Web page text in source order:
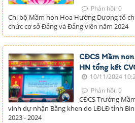
Phản hồi: 0
Chi bộ Mầm non Hoa Hướng Dương tổ
chức cơ sở Đảng và Đảng viên năm 2024
CĐCS Mầm
HN tổng kết
10/11/2024
Phản hồi: 0
CĐCS Trường
vinh dự nhận Bằng khen do LĐLĐ tỉnh
2023 - 2024